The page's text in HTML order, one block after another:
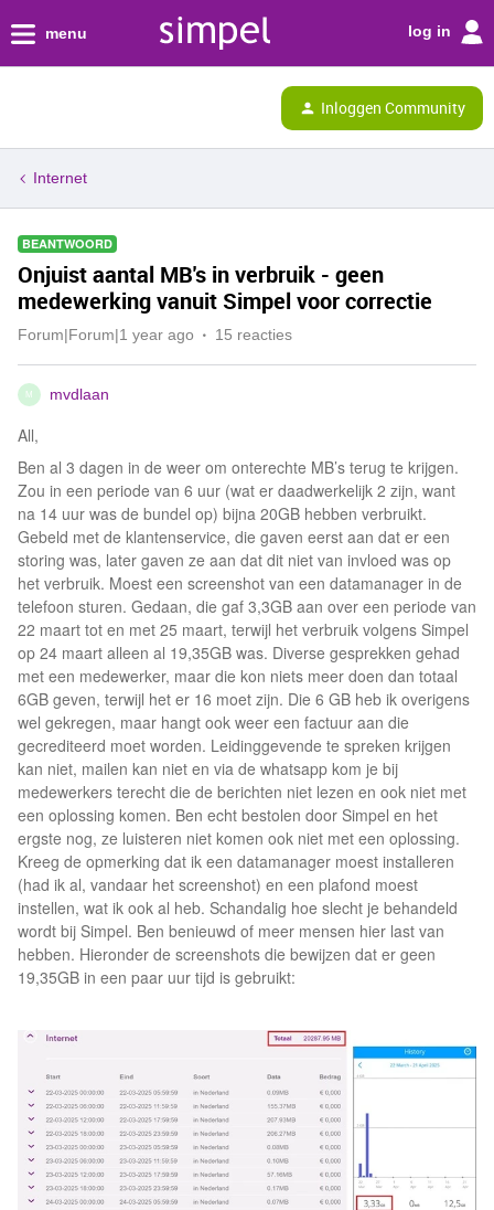
menu log in
Inloggen Community
Internet
BEANTWOORD
Onjuist aantal MB's in verbruik - geen
medewerking vanuit Simpel voor correctie
Forum|Forum|1 year ago 15 reacties
M mvdlaan
All,
Ben al 3 dagen in de weer om onterechte MB’s terug te krijgen.
Zou in een periode van 6 uur (wat er daadwerkelijk 2 zijn, want
na 14 uur was de bundel op) bijna 20GB hebben verbruikt.
Gebeld met de klantenservice, die gaven eerst aan dat er een
storing was, later gaven ze aan dat dit niet van invloed was op
het verbruik. Moest een screenshot van een datamanager in de
telefoon sturen. Gedaan, die gaf 3,3GB aan over een periode van
22 maart tot en met 25 maart, terwijl het verbruik volgens Simpel
op 24 maart alleen al 19,35GB was. Diverse gesprekken gehad
met een medewerker, maar die kon niets meer doen dan totaal
6GB geven, terwijl het er 16 moet zijn. Die 6 GB heb ik overigens
wel gekregen, maar hangt ook weer een factuur aan die
gecrediteerd moet worden. Leidinggevende te spreken krijgen
kan niet, mailen kan niet en via de whatsapp kom je bij
medewerkers terecht die de berichten niet lezen en ook niet met
een oplossing komen. Ben echt bestolen door Simpel en het
ergste nog, ze luisteren niet komen ook niet met een oplossing.
Kreeg de opmerking dat ik een datamanager moest installeren
(had ik al, vandaar het screenshot) en een plafond moest
instellen, wat ik ook al heb. Schandalig hoe slecht je behandeld
wordt bij Simpel. Ben benieuwd of meer mensen hier last van
hebben. Hieronder de screenshots die bewijzen dat er geen
19,35GB in een paar uur tijd is gebruikt: